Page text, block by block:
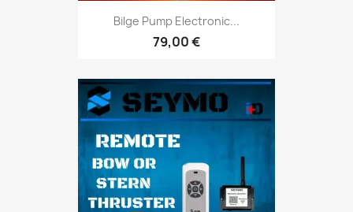
Bilge Pump Electronic...
79,00 €